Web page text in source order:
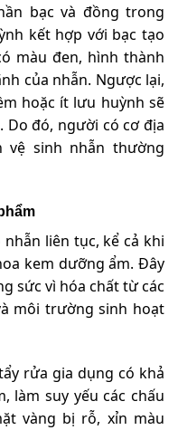
bạc và đồng trong
kết hợp với bạc tạo
màu đen, hình thành
của nhẫn. Ngược lại,
hoặc ít lưu huỳnh sẽ
đó, người có cơ địa
vệ sinh nhẫn thường
liên tục, kể cả khi
kem dưỡng ẩm. Đây
sức vì hóa chất từ các
môi trường sinh hoạt
rửa gia dụng có khả
làm suy yếu các chấu
vàng bị rỗ, xỉn màu